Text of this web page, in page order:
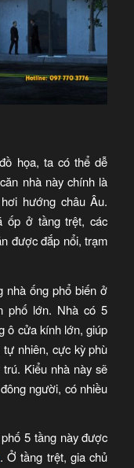
họa, ta có thể dễ
nhà này chính là
hướng châu Âu.
ốp ở tầng trệt, các
được đắp nổi, trạm
nhà ống phổ biến ở
phố lớn. Nhà có 5
ô cửa kính lớn, giúp
nhiên, cực kỳ phù
Kiểu nhà này sẽ
người, có nhiều
5 tầng này được
. Ở tầng trệt, gia chủ